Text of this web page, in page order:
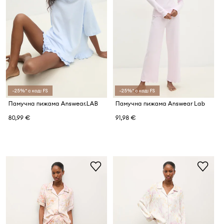
-25%* с код: FS
Памучна пижама Answear.LAB
80,99 €
-25%* с код: FS
Памучна пижама Answear Lab
91,98 €